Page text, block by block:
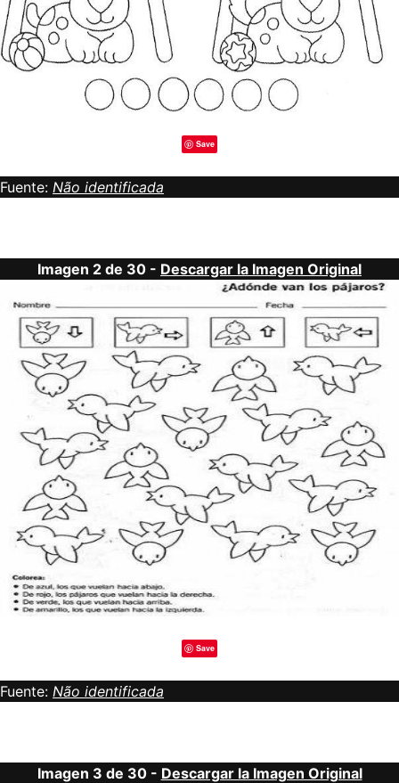
Save
Fuente: Não identificada
Imagen 2 de 30 - Descargar la Imagen Original
Save
Fuente: Não identificada
Imagen 3 de 30 - Descargar la Imagen Original